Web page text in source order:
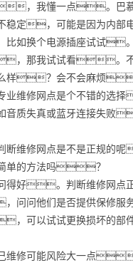
我懂一点。巴慕达
定，可能是因为内部
如换个电源插座试试。
我试试看。不过
么样？会不会麻烦
修网点是个不错的选择
质失真或蓝牙连接失败
维修网点是不是正规的
单的方法吗？
好。判断维修网点
问他们是否提供保修服
，可以试试更换损坏
修可能风险大一点